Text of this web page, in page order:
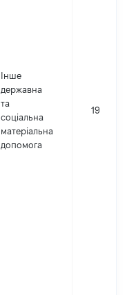
Інше
державна
та
соціальна
матеріальна
допомога
19371